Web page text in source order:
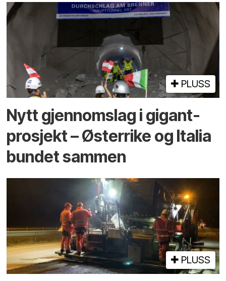
PLUSS
Nytt gjennomslag i gigant­
prosjekt – Østerrike og Italia
bundet sammen
PLUSS